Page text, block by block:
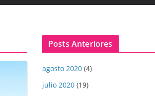
Posts Anteriores
agosto 2020 (4)
julio 2020 (19)